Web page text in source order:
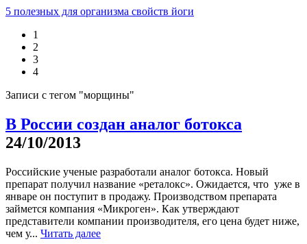
5 полезных для организма свойств йоги
1
2
3
4
Записи с тегом "морщины"
В России создан аналог ботокса
24/10/2013
Российские ученые разработали аналог ботокса. Новый
препарат получил название «реталокс». Ожидается, что уже в
январе он поступит в продажу. Производством препарата
займется компания «Микроген». Как утверждают
представители компании производителя, его цена будет ниже,
чем у... Читать далее